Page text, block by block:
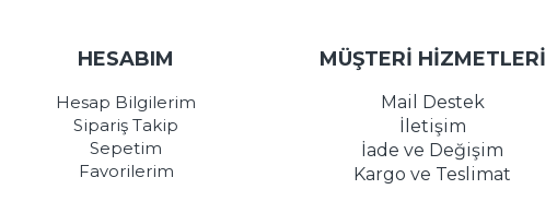
HESABIM
Hesap Bilgilerim
Sipariş Takip
Sepetim
Favorilerim
MÜŞTERİ HİZMETLERİ
Mail Destek
İletişim
İade ve Değişim
Kargo ve Teslimat